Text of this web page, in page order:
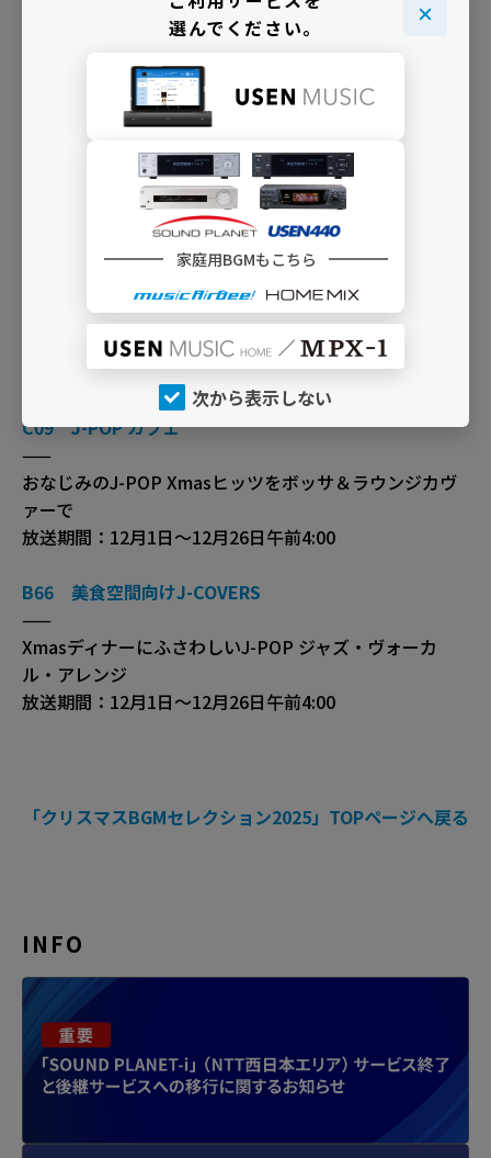
放送期間：12月1日～12月26日午前4:00
C28 ラヴソング J-POP （ミドル～アップ）
恋人達に届ける、明るい雰囲気のJ-POPのXmasラブソ
放送期間：12月1日～12月26日午前4:00
I02 GIRLS J-POP
女性ヴォーカルによるキュート&ハートフルなXmasソン
放送期間：12月1日～12月26日午前4:00
C09 J-POP カフェ
——
おなじみのJ-POP Xmasヒッツをボッサ＆ラウンジカヴ
ァーで
放送期間：12月1日～12月26日午前4:00
B66 美食空間向けJ-COVERS
——
XmasディナーにふさわしいJ-POP ジャズ・ヴォーカ
ル・アレンジ
放送期間：12月1日～12月26日午前4:00
「クリスマスBGMセレクション2025」TOPページへ戻る
INFO
選んでください。
家庭用BGMもこちら
次から表示しない